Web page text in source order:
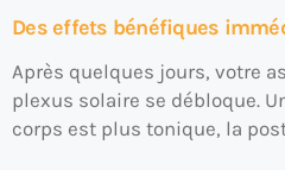
Des effets bénéfiques
Après quelques jours, votre
plexus solaire se débloque.
corps est plus tonique, la